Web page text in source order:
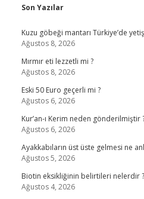
Sidebar
Son Yazılar
Kuzu göbeği mantarı Türkiye’de
Ağustos 8, 2026
Mırmır eti lezzetli mi ?
Ağustos 8, 2026
Eski 50 Euro geçerli mi ?
Ağustos 6, 2026
Kur’an-ı Kerim neden gönderilmiştir
Ağustos 6, 2026
Ayakkabıların üst üste gelmesi ne
Ağustos 5, 2026
Biotin eksikliğinin belirtileri nelerdir ?
Ağustos 4, 2026